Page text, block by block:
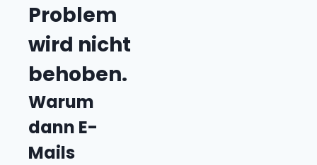
Problem
wird nicht
behoben.
Warum
dann E-
Mails